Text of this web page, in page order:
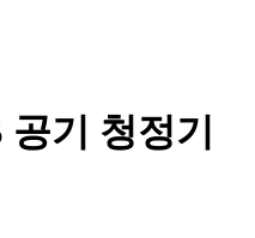
공기 청정기